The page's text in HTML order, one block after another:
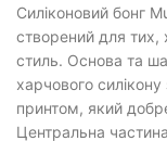
Силіконовий бонг
створений для тих,
стиль. Основа та
харчового
принтом, який
Центральна